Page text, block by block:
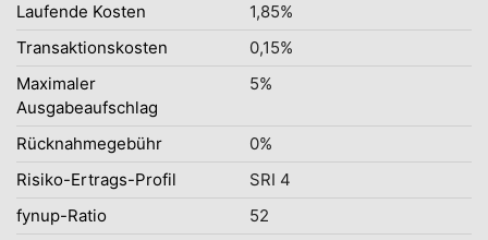
Laufende Kosten
1,85%
Transaktionskosten
0,15%
Maximaler
Ausgabeaufschlag
5%
Rücknahmegebühr
0%
Risiko-Ertrags-Profil
SRI 4
fynup-Ratio
52